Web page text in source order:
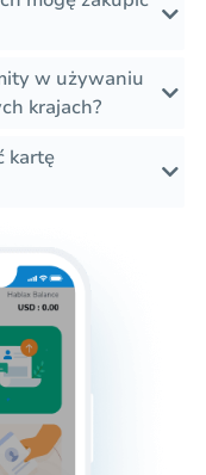
w używaniu
krajach?
kartę